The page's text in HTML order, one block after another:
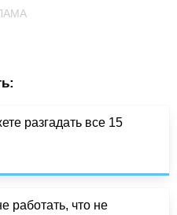
разгадать все 15
работать, что не